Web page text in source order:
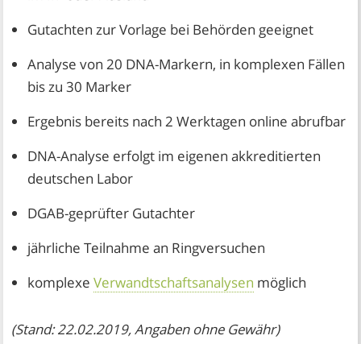
Gutachten zur Vorlage bei Behörden geeignet
Analyse von 20 DNA-Markern, in komplexen Fällen
bis zu 30 Marker
Ergebnis bereits nach 2 Werktagen online abrufbar
DNA-Analyse erfolgt im eigenen akkreditierten
deutschen Labor
DGAB-geprüfter Gutachter
jährliche Teilnahme an Ringversuchen
komplexeVerwandtschaftsanalysen möglich
(Stand: 22.02.2019, Angaben ohne Gewähr)